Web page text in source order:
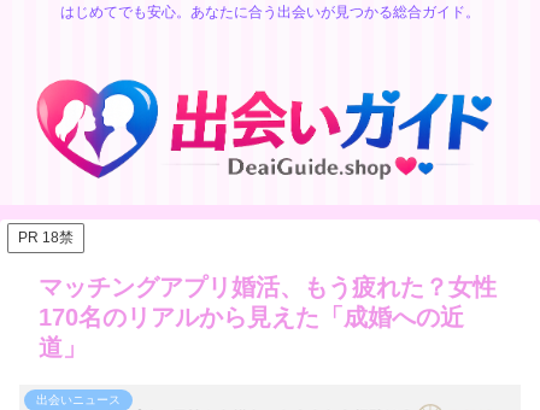
はじめてでも安心。あなたに合う出会いが見つかる総合ガイド。
PR 18禁
マッチングアプリ婚活、もう疲れた？女性
170名のリアルから見えた「成婚への近
道」
出会いニュース